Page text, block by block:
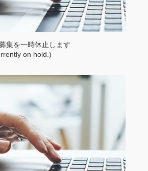
集を一時休止します
on hold.)